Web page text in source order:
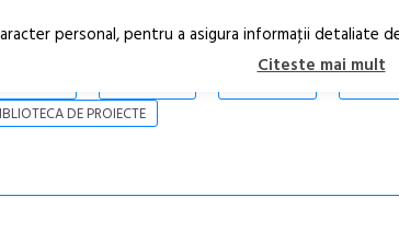
DE PROIECTE
personal, pentru a asigura informaţii detaliate
Citeste mai mult